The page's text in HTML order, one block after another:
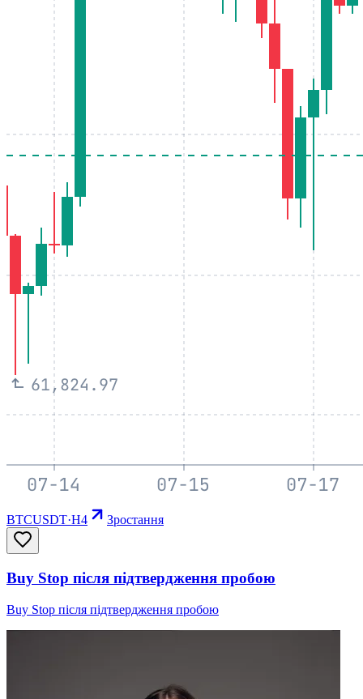
BTCUSDT·H4 Зростання
Buy Stop після підтвердження пробою
Buy Stop після підтвердження пробою